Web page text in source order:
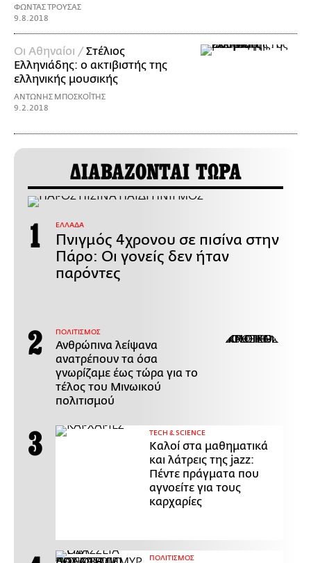
ΦΩΝΤΑΣ ΤΡΟΥΣΑΣ
9.8.2018
Οι Αθηναίοι /Στέλιος
Ελληνιάδης: ο ακτιβιστής της
ελληνικής μουσικής
ΑΝΤΩΝΗΣ ΜΠΟΣΚΟΪ́ΤΗΣ
9.2.2018
ΔΙΑΒΑΖΟΝΤΑΙ ΤΩΡΑ
ΕΛΛΑΔΑ
Πνιγμός 4χρονου σε πισίνα στην
Πάρο: Οι γονείς δεν ήταν
παρόντες
ΠΟΛΙΤΙΣΜΟΣ
Ανθρώπινα λείψανα
ανατρέπουν τα όσα
γνωρίζαμε έως τώρα για το
τέλος του Μινωικού
πολιτισμού
ΤECH & SCIENCE
Καλοί στα μαθηματικά
και λάτρεις της jazz:
Πέντε πράγματα που
αγνοείτε για τους
καρχαρίες
ΠΟΛΙΤΙΣΜΟΣ